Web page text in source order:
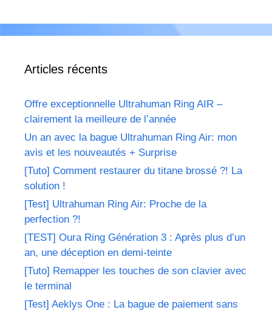
Articles récents
Offre exceptionnelle Ultrahuman Ring AIR –
clairement la meilleure de l’année
Un an avec la bague Ultrahuman Ring Air: mon
avis et les nouveautés + Surprise
[Tuto] Comment restaurer du titane brossé ?! La
solution !
[Test] Ultrahuman Ring Air: Proche de la
perfection ?!
[TEST] Oura Ring Génération 3 : Après plus d’un
an, une déception en demi-teinte
[Tuto] Remapper les touches de son clavier avec
le terminal
[Test] Aeklys One : La bague de paiement sans